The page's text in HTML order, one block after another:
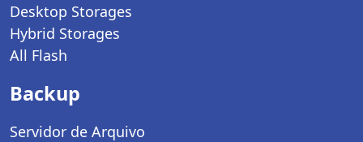
Desktop Storages
Hybrid Storages
All Flash
Backup
Servidor de Arquivo